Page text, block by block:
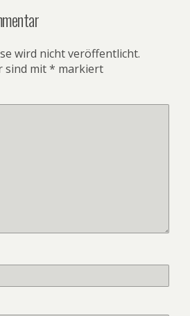
wird nicht veröffentlicht.
sind mit* markiert